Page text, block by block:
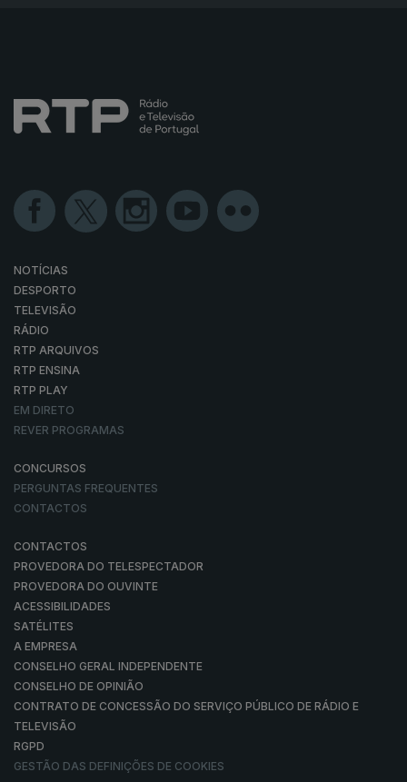
NOTÍCIAS
DESPORTO
TELEVISÃO
RÁDIO
RTP ARQUIVOS
RTP ENSINA
RTP PLAY
EM DIRETO
REVER PROGRAMAS
CONCURSOS
PERGUNTAS FREQUENTES
CONTACTOS
CONTACTOS
PROVEDORA DO TELESPECTADOR
PROVEDORA DO OUVINTE
ACESSIBILIDADES
SATÉLITES
A EMPRESA
CONSELHO GERAL INDEPENDENTE
CONSELHO DE OPINIÃO
CONTRATO DE CONCESSÃO DO SERVIÇO PÚBLICO DE RÁDIO E
TELEVISÃO
RGPD
GESTÃO DAS DEFINIÇÕES DE COOKIES